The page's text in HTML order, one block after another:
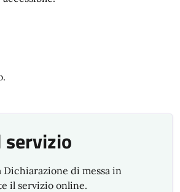
servizio
Dichiarazione di messa in
il servizio online.